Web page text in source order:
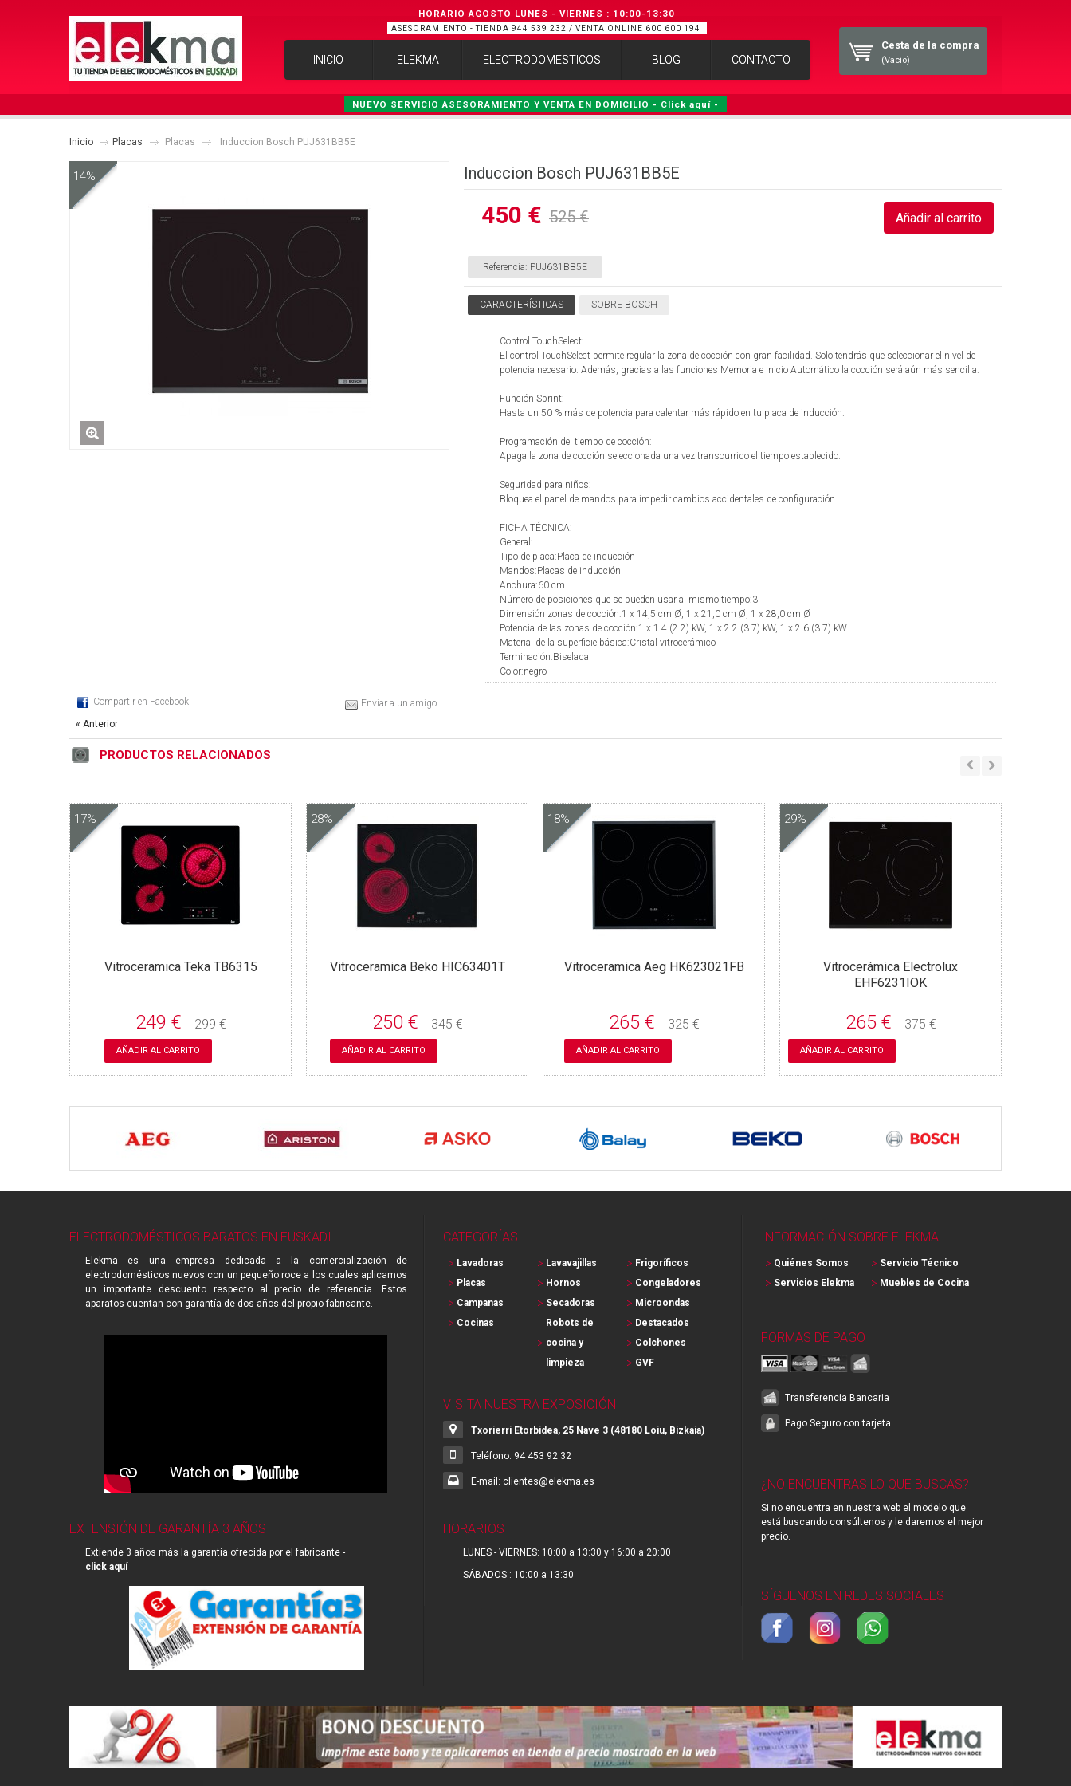
HORARIO AGOSTO LUNES - VIERNES : 10:00-13:30
ASESORAMIENTO - TIENDA 944 539 232 / VENTA ONLINE 600 600 194
Cesta de la compra
(Vacío)
INICIO ELEKMA ELECTRODOMESTICOS BLOG CONTACTO
NUEVO SERVICIO ASESORAMIENTO Y VENTA EN DOMICILIO - Click aquí -
Inicio Placas Placas Induccion Bosch PUJ631BB5E
14% Induccion Bosch PUJ631BB5E
450 € 525 €
Referencia: PUJ631BB5E
CARACTERÍSTICAS SOBRE BOSCH
Control TouchSelect:
El control TouchSelect permite regular la zona de cocción con gran facilidad. Solo tendrás que seleccionar el nivel de
potencia necesario. Además, gracias a las funciones Memoria e Inicio Automático la cocción será aún más sencilla.
Función Sprint:
Hasta un 50 % más de potencia para calentar más rápido en tu placa de inducción.
Programación del tiempo de cocción:
Apaga la zona de cocción seleccionada una vez transcurrido el tiempo establecido.
Seguridad para niños:
Bloquea el panel de mandos para impedir cambios accidentales de configuración.
FICHA TÉCNICA:
General:
Tipo de placa:Placa de inducción
Mandos:Placas de inducción
Anchura:60 cm
Número de posiciones que se pueden usar al mismo tiempo:3
Dimensión zonas de cocción:1 x 14,5 cm Ø, 1 x 21,0 cm Ø, 1 x 28,0 cm Ø
Potencia de las zonas de cocción:1 x 1.4 (2.2) kW, 1 x 2.2 (3.7) kW, 1 x 2.6 (3.7) kW
Material de la superficie básica:Cristal vitrocerámico
Terminación:Biselada
Color:negro
Compartir en Facebook
Enviar a un amigo
« Anterior
PRODUCTOS RELACIONADOS
17%
Vitroceramica Teka TB6315
249 € 299 €
AÑADIR AL CARRITO
28%
Vitroceramica Beko HIC63401T
250 € 345 €
AÑADIR AL CARRITO
18%
Vitroceramica Aeg HK623021FB
265 € 325 €
AÑADIR AL CARRITO
29%
Vitrocerámica Electrolux
EHF6231IOK
265 € 375 €
AÑADIR AL CARRITO
ELECTRODOMÉSTICOS BARATOS EN EUSKADI
Elekma es una empresa dedicada a la comercialización de
electrodomésticos nuevos con un pequeño roce a los cuales aplicamos
un importante descuento respecto al precio de referencia. Estos
aparatos cuentan con garantía de dos años del propio fabricante.
EXTENSIÓN DE GARANTÍA 3 AÑOS
Extiende 3 años más la garantía ofrecida por el fabricante -
click aquí
CATEGORÍAS
Lavadoras Lavavajillas
Frigoríficos
Placas
Hornos
Congeladores
Campanas
Secadoras
Microondas
Cocinas
Robots de
cocina y
limpieza
Destacados
Colchones
GVF
VISITA NUESTRA EXPOSICIÓN
Txorierri Etorbidea, 25 Nave 3 (48180 Loiu, Bizkaia)
Teléfono: 94 453 92 32
E-mail: clientes@elekma.es
HORARIOS
LUNES - VIERNES: 10:00 a 13:30 y 16:00 a 20:00
SÁBADOS : 10:00 a 13:30
INFORMACIÓN SOBRE ELEKMA
Quiénes Somos
Servicio Técnico
Servicios Elekma
Muebles de Cocina
FORMAS DE PAGO
Transferencia Bancaria
Pago Seguro con tarjeta
¿NO ENCUENTRAS LO QUE BUSCAS?
Si no encuentra en nuestra web el modelo que
está buscando consúltenos y le daremos el mejor
precio.
SÍGUENOS EN REDES SOCIALES